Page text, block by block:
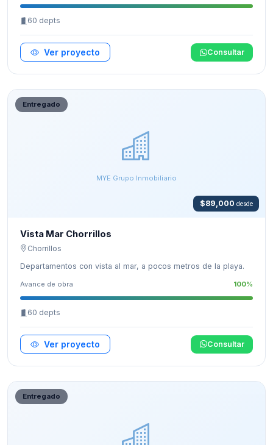
60 depts
Ver proyecto Consultar
MYE Grupo Inmobiliario
Entregado
$89,000 desde
Vista Mar Chorrillos
Chorrillos
Departamentos con vista al mar, a pocos metros de la playa.
Avance de obra 100%
60 depts
Ver proyecto Consultar
Entregado